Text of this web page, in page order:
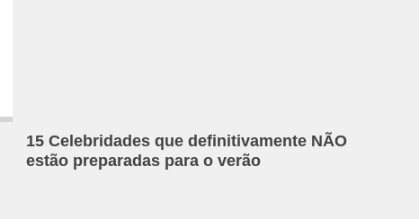
15 Celebridades que definitivamente NÃO
estão preparadas para o verão